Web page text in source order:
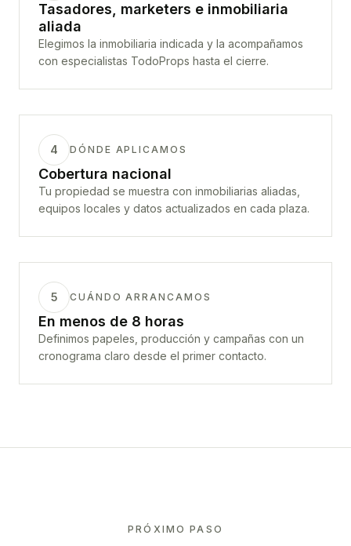
Tasadores, marketers e inmobiliaria
aliada
Elegimos la inmobiliaria indicada y la acompañamos
con especialistas TodoProps hasta el cierre.
4 DÓNDE APLICAMOS
Cobertura nacional
Tu propiedad se muestra con inmobiliarias aliadas,
equipos locales y datos actualizados en cada plaza.
5 CUÁNDO ARRANCAMOS
En menos de 8 horas
Definimos papeles, producción y campañas con un
cronograma claro desde el primer contacto.
PRÓXIMO PASO